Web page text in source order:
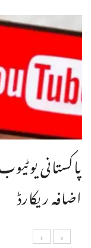
پاکستانی
اضافہ ریکارڈ